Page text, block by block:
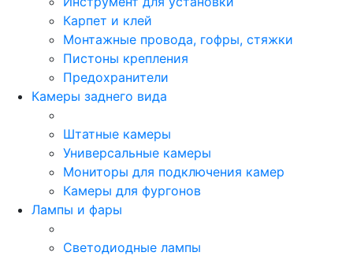
Карпет и клей
Монтажные провода, гофры, стяжки
Пистоны крепления
Предохранители
Камеры заднего вида
Штатные камеры
Универсальные камеры
Мониторы для подключения камер
Камеры для фургонов
Лампы и фары
Светодиодные лампы